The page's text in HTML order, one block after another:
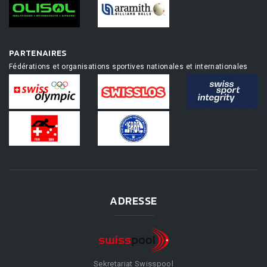
PARTENAIRES
Fédérations et organisations sportives nationales et internationales
ADRESSE
Sekretariat Swisspool